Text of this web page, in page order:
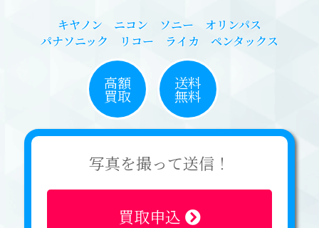
キヤノン ニコン ソニー オリンパス
パナソニック リコー ライカ ペンタックス
高額
買取
送料
無料
写真を撮って送信！
買取申込